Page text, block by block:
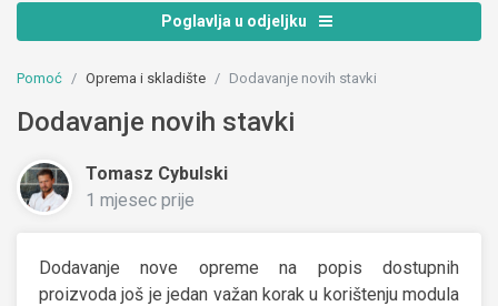
Poglavlja u odjeljku
Pomoć Oprema i skladište Dodavanje novih stavki
Dodavanje novih stavki
Tomasz Cybulski
1 mjesec prije
Dodavanje nove opreme na popis dostupnih
proizvoda još je jedan važan korak u korištenju modula